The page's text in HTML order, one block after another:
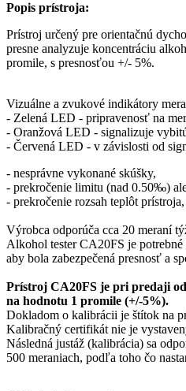
Popis prístroja:
Prístroj určený pre orientačnú
presne analyzuje koncentráciu
promile, s presnosťou +/- 5%.
Vizuálne a zvukové indikátory
- Zelená LED - pripravenosť na
- Oranžová LED - signalizuje
- Červená LED - v závislosti od
- nesprávne vykonané skúšky,
- prekročenie limitu (nad 0.50‰)
- prekročenie rozsah teplôt
Výrobca odporúča cca 20 meraní
Alkohol testerCA20FS je
aby bola zabezpečená presnosť a
Prístroj CA20FS je pri predaji
na hodnotu 1 promile (+/-5%).
Dokladom o kalibrácii je štítok na
Kalibračný certifikát nie je
Následná justáž (kalibrácia) sa
500 meraniach, podľa toho čo